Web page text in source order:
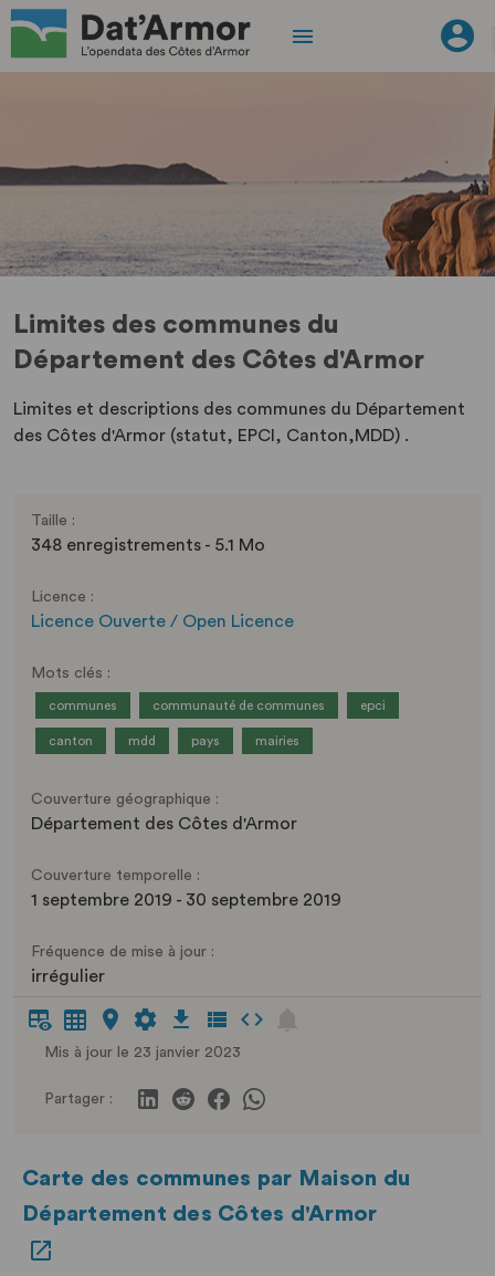
Limites des communes du
Département des Côtes d'Armor
Limites et descriptions des communes du Département
des Côtes d'Armor (statut, EPCI, Canton,MDD) .
Taille :
348 enregistrements - 5.1 Mo
Licence :
Licence Ouverte / Open Licence
Mots clés :
communes communauté de communes epci
canton mdd pays mairies
Couverture géographique :
Département des Côtes d'Armor
Couverture temporelle :
1 septembre 2019 - 30 septembre 2019
Fréquence de mise à jour :
irrégulier
Mis à jour le 23 janvier 2023
Partager :
Carte des communes par Maison du
Département des Côtes d'Armor